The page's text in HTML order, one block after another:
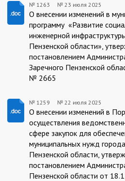
1263/23.07.2025
№ 1263 № 23 июля 2025
О внесении изменений в
программу «Развитие
инженерной
Пензенской области»,
постановлением
Заречного Пензенской
№ 2665
1259/22.07.2025
№ 1259 № 22 июля 2025
О внесении изменений в
осуществления
сфере закупок для
муниципальных нужд
Пензенской области,
постановлением
Пензенской области от